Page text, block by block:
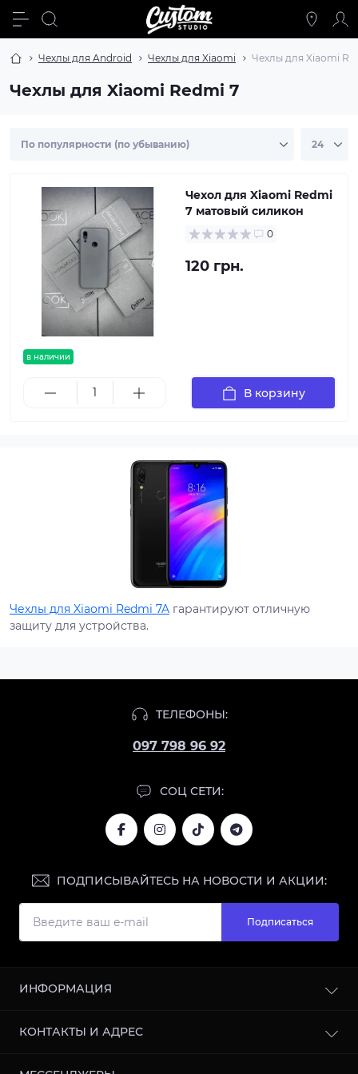
Чехлы для Android Чехлы для Xiaomi Чехлы для Xiaomi
Чехлы для Xiaomi Redmi 7
в наличии
Чехол для Xiaomi Redmi
7 матовый силикон
0
120 грн.
В корзину
Чехлы для Xiaomi Redmi 7A гарантируют отличную
защиту для устройства.
ТЕЛЕФОНЫ:
097 798 96 92
СОЦ СЕТИ:
ПОДПИСЫВАЙТЕСЬ НА НОВОСТИ И АКЦИИ:
Подписаться
ИНФОРМАЦИЯ
Отзывы
КОНТАКТЫ И АДРЕС